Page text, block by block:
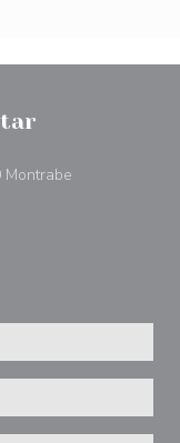
Montrabe